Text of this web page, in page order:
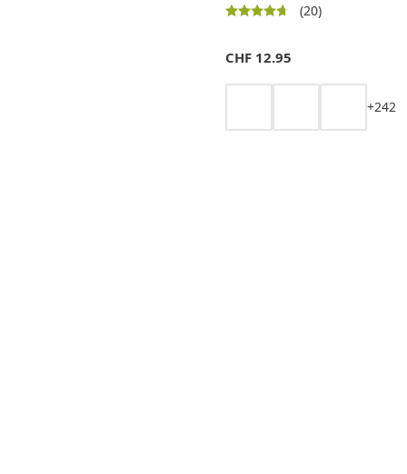
(20)
CHF 12.95
+242